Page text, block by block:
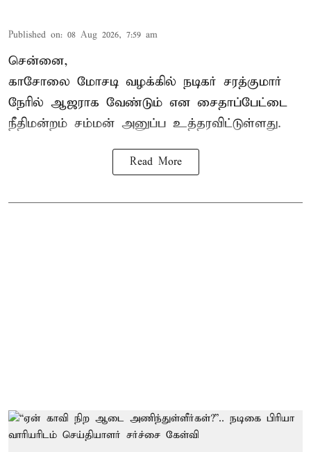
Published on: 08 Aug 2026, 7:59 am
சென்னை,
காசோலை மோசடி வழக்கில் நடிகர் சரத்குமார்
நேரில் ஆஜராக வேண்டும் என சைதாப்பேட்டை
நீதிமன்றம் சம்மன் அனுப்ப உத்தரவிட்டுள்ளது.
Read More